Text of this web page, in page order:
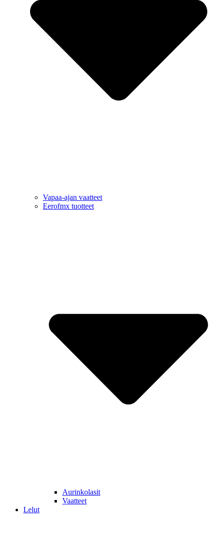
Vapaa-ajan vaatteet
Eerofmx tuotteet
Aurinkolasit
Vaatteet
Lelut